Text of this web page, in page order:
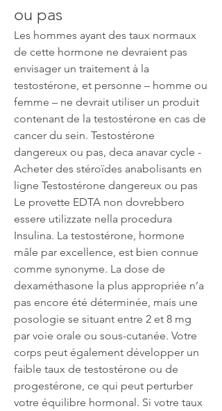
ou pas
Les hommes ayant des taux normaux
de cette hormone ne devraient pas
envisager un traitement à la
testostérone, et personne – homme ou
femme – ne devrait utiliser un produit
contenant de la testostérone en cas de
cancer du sein. Testostérone
dangereux ou pas, deca anavar cycle -
Acheter des stéroïdes anabolisants en
ligne Testostérone dangereux ou pas
Le provette EDTA non dovrebbero
essere utilizzate nella procedura
Insulina. La testostérone, hormone
mâle par excellence, est bien connue
comme synonyme. La dose de
dexaméthasone la plus appropriée n’a
pas encore été déterminée, mais une
posologie se situant entre 2 et 8 mg
par voie orale ou sous-cutanée. Votre
corps peut également développer un
faible taux de testostérone ou de
progestérone, ce qui peut perturber
votre équilibre hormonal. Si votre taux